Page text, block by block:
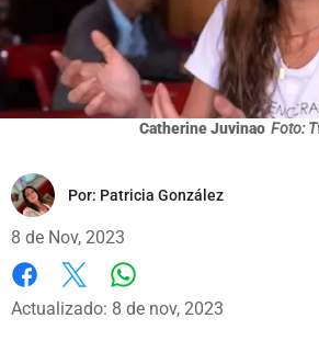
Catherine Juvinao Foto:
Por: Patricia González
8 de Nov, 2023
Facebook
X
Actualizado: 8 de nov, 2023